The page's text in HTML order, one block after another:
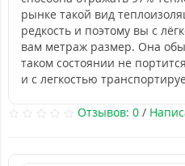
рынке такой вид
редкость и поэтому вы с
вам метраж размер. Она
таком состоянии не
и с легкостью
Отзывов: 0/